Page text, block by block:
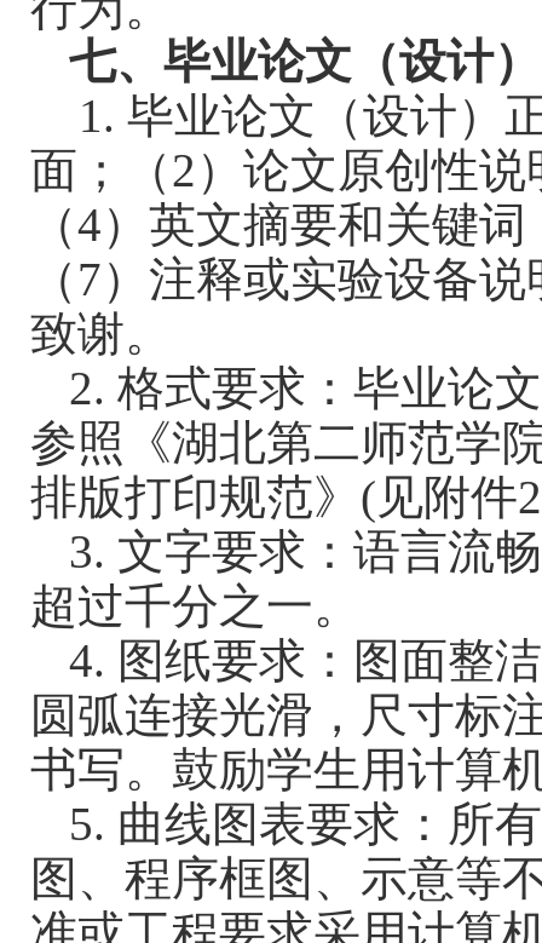
七、毕业论文（设计
1.毕业论文（设计）
面；（2）论文原创性说
（4）英文摘要和关键词
（7）注释或实验设备说
致谢。
2.格式要求：毕业论
参照《湖北第二师范学
排版打印规范》 ( 见附件
3. 文字要求：语言流
超过千分之一。
4. 图纸要求：图面整
圆弧连接光滑，尺寸标
书写。鼓励学生用计算
5. 曲线图表要求：所
图、程序框图、示意等